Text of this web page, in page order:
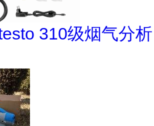
310级烟气分析